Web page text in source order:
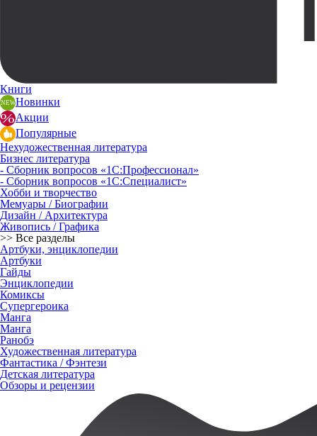
Книги
Новинки
Акции
Популярные
Нехудожественная литература
Бизнес литература
- Сборник вопросов «1С:Профессионал»
- Сборник вопросов «1С:Специалист»
Хобби и творчество
Мемуары / Биографии
Дизайн / Архитектура
Живопись / Графика
>> Все разделы
Артбуки, энциклопедии
Артбуки
Гайды
Энциклопедии
Комиксы
Супергероика
Манга
Манга
Ранобэ
Художественная литература
Фантастика / Фэнтези
Детская литература
Обзоры и рецензии